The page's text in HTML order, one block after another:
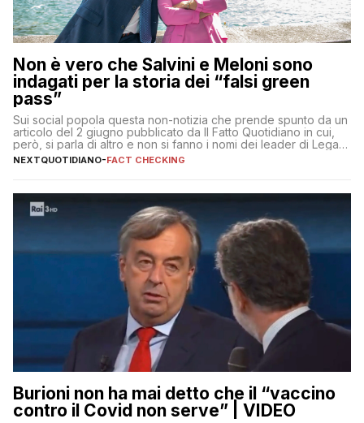
Non è vero che Salvini e Meloni sono
indagati per la storia dei “falsi green
pass”
Sui social popola questa non-notizia che prende spunto da un
articolo del 2 giugno pubblicato da Il Fatto Quotidiano in cui,
però, si parla di altro e non si fanno i nomi dei leader di Lega e
Fratelli d’Italia
NEXTQUOTIDIANO-FACT CHECKING
Burioni non ha mai detto che il “vaccino
contro il Covid non serve” | VIDEO